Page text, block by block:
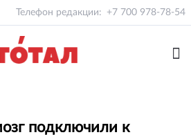
Телефон редакции: +7 700 978-78-54
подключили к